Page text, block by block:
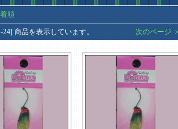
着順
商品を表示しています。 次のページ ＞